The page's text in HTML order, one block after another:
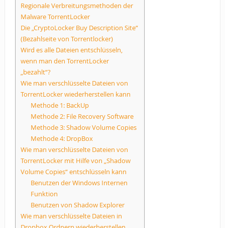
Regionale Verbreitungsmethoden der
Malware TorrentLocker
Die „CryptoLocker Buy Description Site“
(Bezahlseite von Torrentlocker)
Wird es alle Dateien entschlüsseln,
wenn man den TorrentLocker
„bezahlt“?
Wie man verschlüsselte Dateien von
TorrentLocker wiederherstellen kann
Methode 1: BackUp
Methode 2: File Recovery Software
Methode 3: Shadow Volume Copies
Methode 4: DropBox
Wie man verschlüsselte Dateien von
TorrentLocker mit Hilfe von „Shadow
Volume Copies“ entschlüsseln kann
Benutzen der Windows Internen
Funktion
Benutzen von Shadow Explorer
Wie man verschlüsselte Dateien in